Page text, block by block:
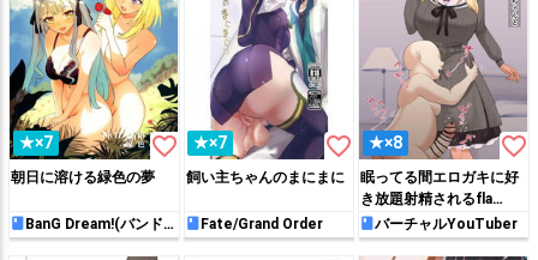
★×7 favorite_border
朝日に溶ける緑色の夢
BanG Dream!(バンド
リ！)
★×7 favorite_border
飼い主ちゃんのまにまに
Fate/Grand Order
★×8 favorite_border
眠ってる間エロガキに好
き放題射精されるfla…
バーチャルYouTuber